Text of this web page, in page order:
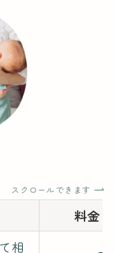
スクロールできます
料金
相